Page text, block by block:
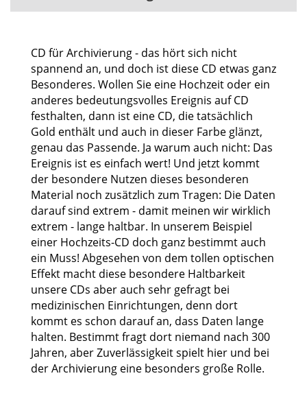
CD für Archivierung - das hört sich nicht
spannend an, und doch ist diese CD etwas ganz
Besonderes. Wollen Sie eine Hochzeit oder ein
anderes bedeutungsvolles Ereignis auf CD
festhalten, dann ist eine CD, die tatsächlich
Gold enthält und auch in dieser Farbe glänzt,
genau das Passende. Ja warum auch nicht: Das
Ereignis ist es einfach wert! Und jetzt kommt
der besondere Nutzen dieses besonderen
Material noch zusätzlich zum Tragen: Die Daten
darauf sind extrem - damit meinen wir wirklich
extrem - lange haltbar. In unserem Beispiel
einer Hochzeits-CD doch ganz bestimmt auch
ein Muss! Abgesehen von dem tollen optischen
Effekt macht diese besondere Haltbarkeit
unsere CDs aber auch sehr gefragt bei
medizinischen Einrichtungen, denn dort
kommt es schon darauf an, dass Daten lange
halten. Bestimmt fragt dort niemand nach 300
Jahren, aber Zuverlässigkeit spielt hier und bei
der Archivierung eine besonders große Rolle.